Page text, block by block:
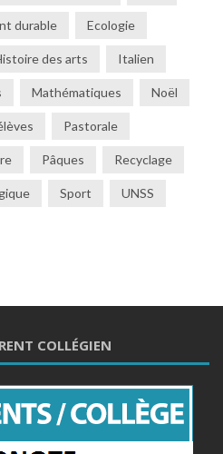
durable Ecologie
des arts Italien
Mathématiques Noël
Pastorale
Pâques Recyclage
Sport UNSS
COLLÉGIEN